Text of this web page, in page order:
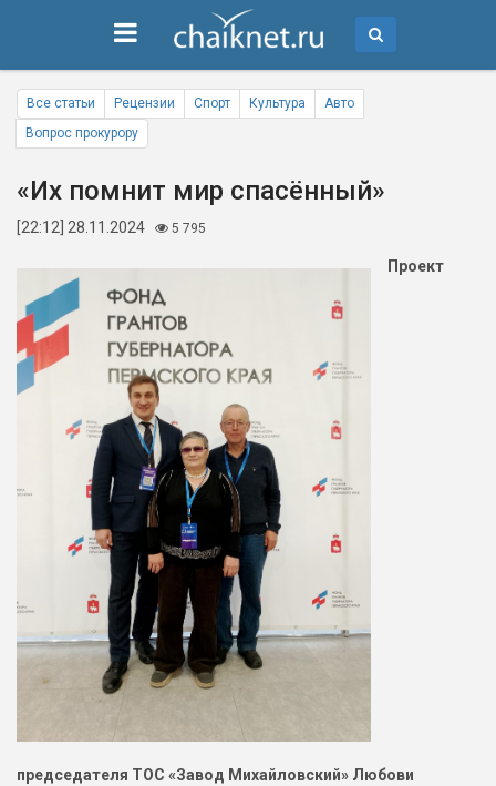
Все статьи Рецензии Спорт Культура
Авто
Вопрос прокурору
«Их помнит мир спасённый»
[22:12] 28.11.2024 5 795
Проект
председателя ТОС «Завод Михайловский» Любови